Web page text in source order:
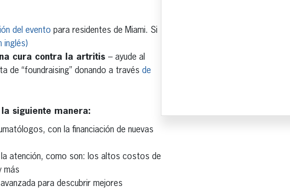
del evento para residentes de Miami. Si
inglés)
cura contra la artritis – ayude al
de “foundraising” donando a través de
siguiente manera:
con la financiación de nuevas
la atención, como son: los altos costos de
más
para descubrir mejores